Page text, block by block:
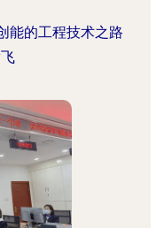
能的工程技术之路